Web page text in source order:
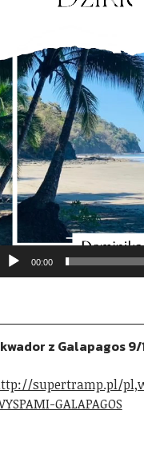
00:00
z Galapagos 9/
supertramp.pl/
GALAPAGOS